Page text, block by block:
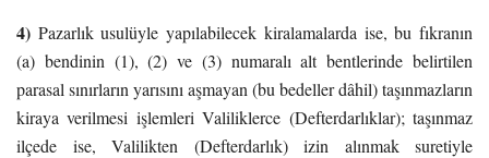
4) Pazarlık usulüyle yapılabilecek kiralamalarda ise, bu fıkranın
(a) bendinin (1), (2) ve (3) numaralı alt bentlerinde belirtilen
parasal sınırların yarısını aşmayan (bu bedeller dâhil) taşınmazların
kiraya verilmesi işlemleri Valiliklerce (Defterdarlıklar); taşınmaz
ilçede ise, Valilikten (Defterdarlık) izin alınmak suretiyle